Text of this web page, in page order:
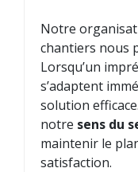
Notre
chantiers nous
Lorsqu’un
s’adaptent
solution
notre sens du
maintenir le
satisfaction.